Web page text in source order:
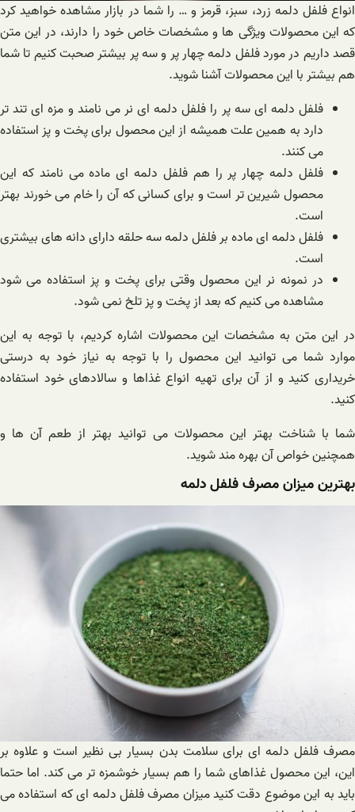
انواع فلفل دلمه زرد، سبز، قرمز و … را شما در بازار مشاهده خواهید کرد
که این محصولات ویژگی ها و مشخصات خاص خود را دارند، در این متن
قصد داریم در مورد فلفل دلمه چهار پر و سه پر بیشتر صحبت کنیم تا شما
هم بیشتر با این محصولات آشنا شوید.
فلفل دلمه ای سه پر را فلفل دلمه ای نر می نامند و مزه ای تند تر
دارد به همین علت همیشه از این محصول برای پخت و پز استفاده
می کنند.
فلفل دلمه چهار پر را هم فلفل دلمه ای ماده می نامند که این
محصول شیرین تر است و برای کسانی که آن را خام می خورند بهتر
است.
فلفل دلمه ای ماده بر فلفل دلمه سه حلقه دارای دانه های بیشتری
است.
در نمونه نر این محصول وقتی برای پخت و پز استفاده می شود
مشاهده می کنیم که بعد از پخت و پز تلخ نمی شود.
در این متن به مشخصات این محصولات اشاره کردیم، با توجه به این
موارد شما می توانید این محصول را با توجه به نیاز خود به درستی
خریداری کنید و از آن برای تهیه انواع غذاها و سالادهای خود استفاده
کنید.
شما با شناخت بهتر این محصولات می توانید بهتر از طعم آن ها و
همچنین خواص آن بهره مند شوید.
بهترین میزان مصرف فلفل دلمه
مصرف فلفل دلمه ای برای سلامت بدن بسیار بی نظیر است و علاوه بر
این، این محصول غذاهای شما را هم بسیار خوشمزه تر می کند. اما حتما
باید به این موضوع دقت کنید میزان مصرف فلفل دلمه ای که استفاده می